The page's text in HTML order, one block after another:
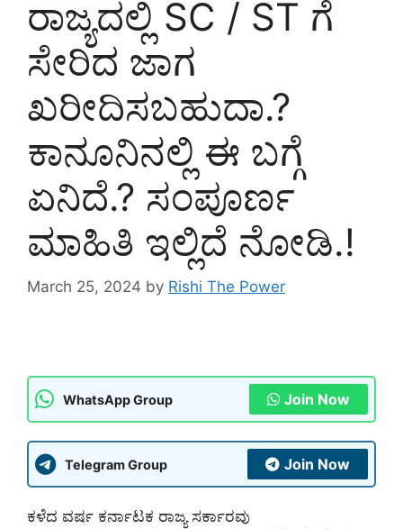
ರಾಜ್ಯದಲ್ಲಿ SC / ST ಗೆ
ಸೇರಿದ ಜಾಗ
ಖರೀದಿಸಬಹುದಾ‌.?
ಕಾನೂನಿನಲ್ಲಿ ಈ ಬಗ್ಗೆ
ಏನಿದೆ.? ಸಂಪೂರ್ಣ
ಮಾಹಿತಿ ಇಲ್ಲಿದೆ ನೋಡಿ.!
March 25, 2024 by Rishi The Power
WhatsApp Group Join Now
Telegram Group Join Now
ಕಳೆದ ವರ್ಷ ಕರ್ನಾಟಕ ರಾಜ್ಯ ಸರ್ಕಾರವು